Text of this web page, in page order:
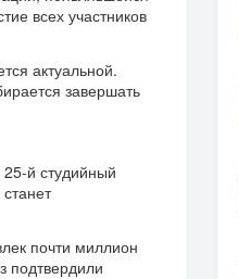
всех участников
актуальной.
завершать
й студийный
почти миллион
подтвердили